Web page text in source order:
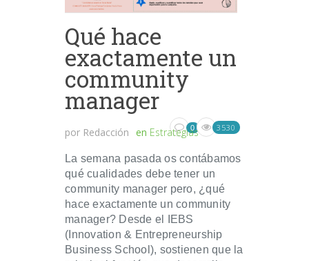
Qué hace
exactamente un
community
manager
por Redacción en Estrategias
0 3530
La semana pasada os contábamos
qué cualidades debe tener un
community manager pero, ¿qué
hace exactamente un community
manager? Desde el IEBS
(Innovation & Entrepreneurship
Business School), sostienen que la